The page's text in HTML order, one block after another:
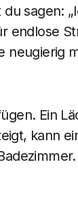
sagen:
endlose
neugierig
Ein
kann